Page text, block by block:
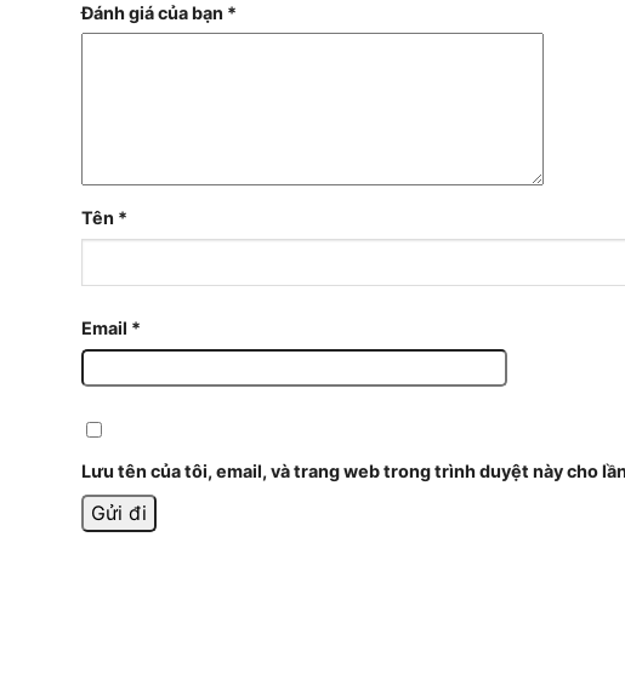
Đánh giá của bạn *
Tên *
Email *
Lưu tên của tôi, email, và trang web trong trình duyệt này cho